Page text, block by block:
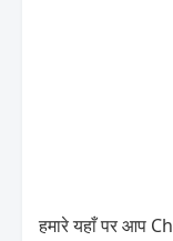
हमारे यहाँ पर आप